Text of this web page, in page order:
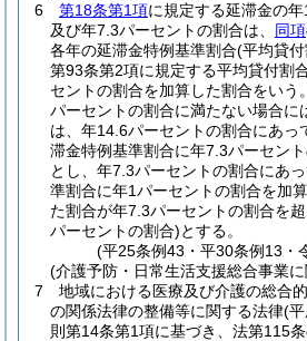
6
第18条第1項に規定する延滞金の
及び年7.3パーセントの割合は、 同項
各年の延滞金特例基準割合(平均貸
第93条第2項に規定する平均貸付割
セントの割合を加算した割合をいう
パーセントの割合に満たない場合に
は、年14.6パーセントの割合にあっ
滞金特例基準割合に年7.3パーセン
とし、年7.3パーセントの割合にあ
準割合に年1パーセントの割合を加
た割合が年7.3パーセントの割合を
パーセントの割合)とする。
(平25条例43・平30条例13・
(介護予防・日常生活支援総合事業
7
地域における医療及び介護の総合
の関係法律の整備等に関する法律(
則第14条第1項に基づき、法第115